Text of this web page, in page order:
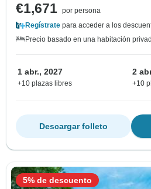
€1,671 por persona
Regístrate para acceder a los
Precio basado en una habitación
1 abr., 2027
+10 plazas libres
2
+10
Descargar folleto
5% de descuento